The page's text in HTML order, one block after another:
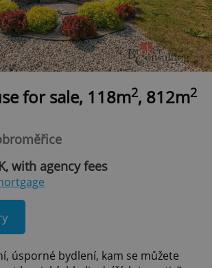
for sale, 118m2, 812m2
with agency fees
úsporné bydlení, kam se můžete